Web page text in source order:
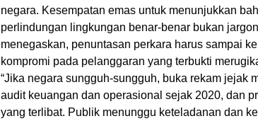
negara. Kesempatan emas untuk menunjukkan
perlindungan lingkungan benar-benar bukan
menegaskan, penuntasan perkara harus sampai
kompromi pada pelanggaran yang terbukti
“Jika negara sungguh-sungguh, buka rekam jejak
audit keuangan dan operasional sejak 2020, dan
yang terlibat. Publik menunggu keteladanan dan